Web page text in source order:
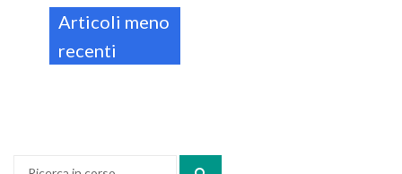
Navigazione
Articoli meno
recenti